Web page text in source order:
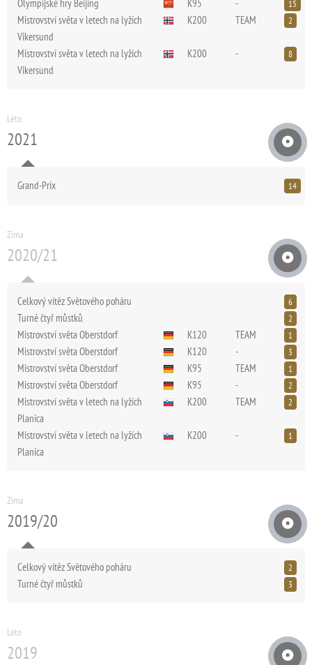
Olympijské hry Beijing K95 - 15
Mistrovství světa v letech na lyžích
Vikersund
K200 TEAM 2
Mistrovství světa v letech na lyžích
Vikersund
K200 - 8
Léto
2021
Grand-Prix 14
Zima
2020/21
Celkový vítěz Světového poháru 6
Turné čtyř můstků 2
Mistrovství světa Oberstdorf K120 TEAM 1
Mistrovství světa Oberstdorf K120 - 3
Mistrovství světa Oberstdorf K95 TEAM 1
Mistrovství světa Oberstdorf K95 - 2
Mistrovství světa v letech na lyžích
Planica
K200 TEAM 2
Mistrovství světa v letech na lyžích
Planica
K200 - 1
Zima
2019/20
Celkový vítěz Světového poháru 2
Turné čtyř můstků 3
Léto
2019